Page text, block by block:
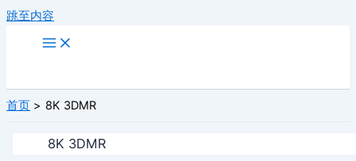
跳至内容
首页 8K 3DMR
8K 3DMR